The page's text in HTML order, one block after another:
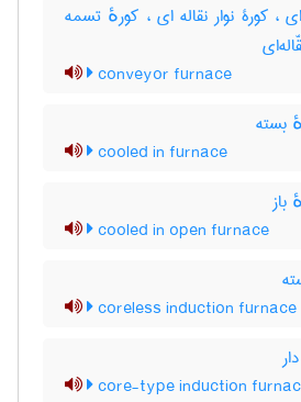
، کورۀ نوار نقاله ای ، کورهٔ تسمه
conveyor furnace
بسته
cooled in furnace
cooled in open furnace
coreless induction furnace
core-type induction